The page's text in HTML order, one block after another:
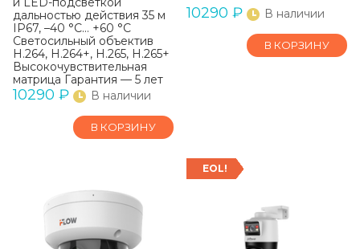
дальностью действия 35 м
IP67, –40 °C… +60 °C
Светосильный объектив
H.264, H.264+, H.265, H.265+
Высокочувствительная
матрица Гарантия — 5 лет
10290 ₽ В наличии
В КОРЗИНУ
10290 ₽ В наличии
В КОРЗИНУ
EOL!